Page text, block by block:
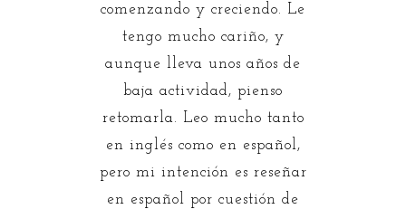
comenzando y creciendo. Le
tengo mucho cariño, y
aunque lleva unos años de
baja actividad, pienso
retomarla. Leo mucho tanto
en inglés como en español,
pero mi intención es reseñar
en español por cuestión de